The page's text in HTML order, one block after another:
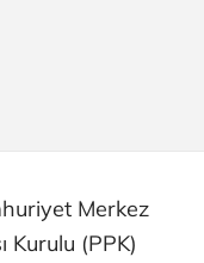
Merkez
Kurulu (PPK)